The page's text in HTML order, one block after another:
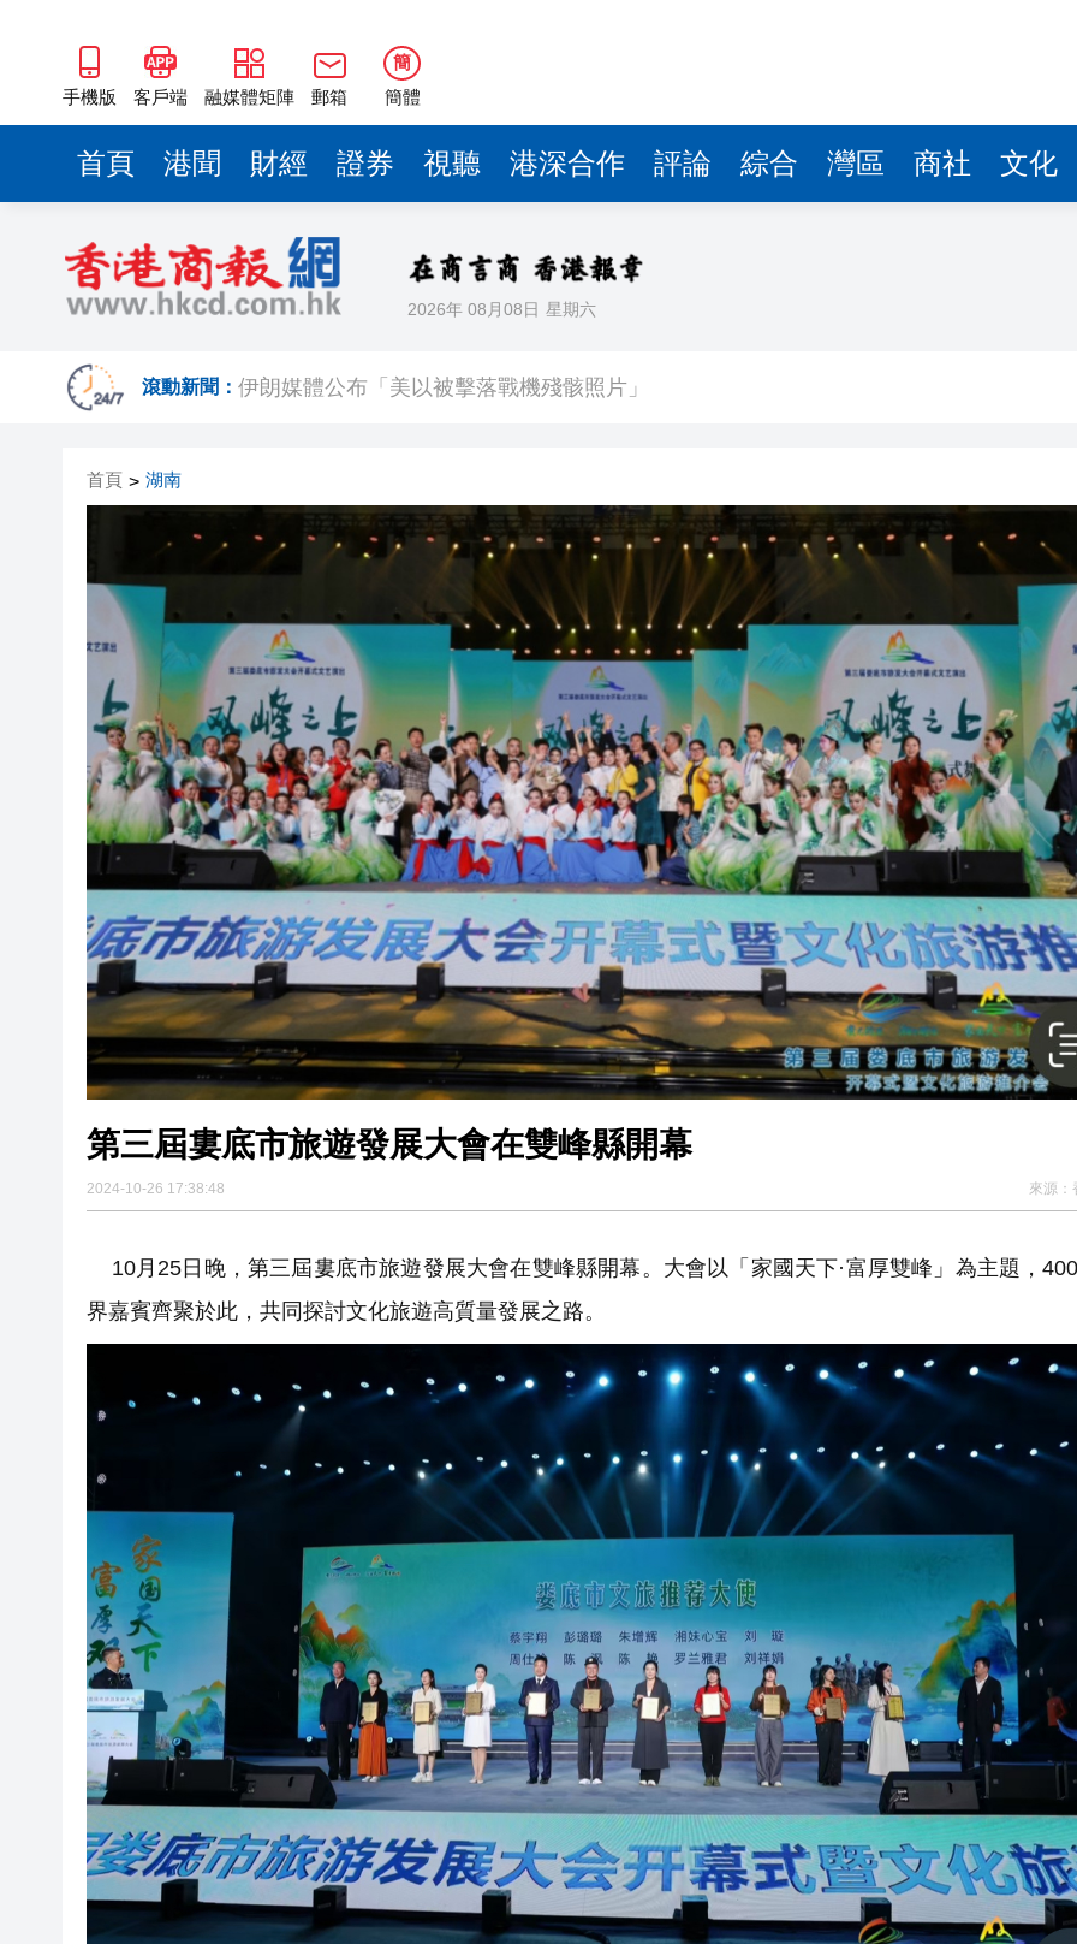
手機版 客戶端 融媒體矩陣 郵箱
簡
簡體
首頁 港聞 財經 證券 視聽 港深合作 評論 綜合 灣區 商社 文化
2026年 08月08日 星期六
滾動新聞： 伊朗媒體公布「美以被擊落戰機殘骸照片」
微信新功能：可以「撤回」你的撤回了！
橫琴粵澳深度合作區消防救援支隊正式掛牌成立
「來深飛」不只是路過！深圳機場「國際中轉旅客免費城市遊」上線
李根興3936萬沽北角公主大廈舖
首頁 > 湖南
第三屆婁底市旅遊發展大會在雙峰縣開幕
2024-10-26 17:38:48 來源：
10月25日晚，第三屆婁底市旅遊發展大會在雙峰縣開幕。大會以「家國天下·富厚雙峰」為主題，
界嘉賓齊聚於此，共同探討文化旅遊高質量發展之路。